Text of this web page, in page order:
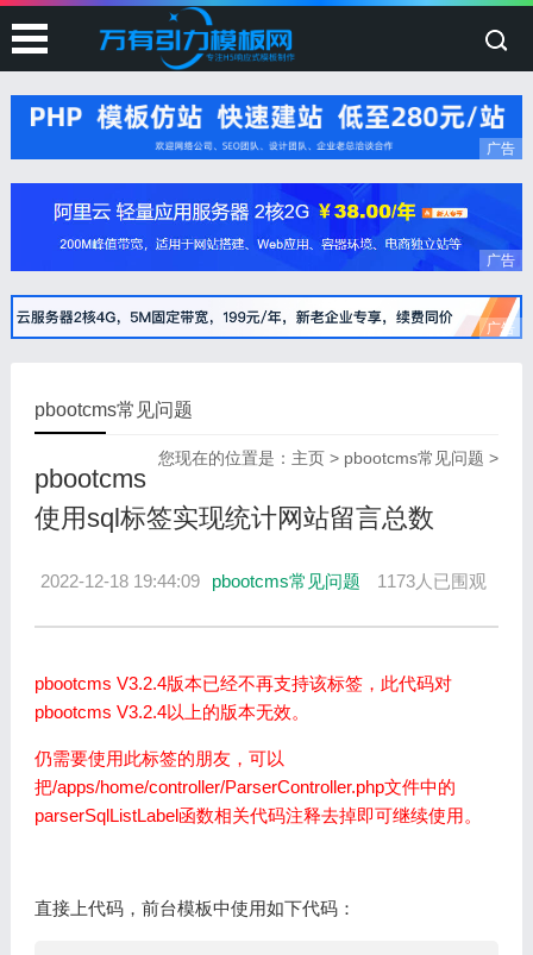
广告
广告
广告
pbootcms常见问题
您现在的位置是： 主页 > pbootcms常见问题 >
pbootcms
使用sql标签实现统计网站留言总数
2022-12-18 19:44:09 pbootcms常见问题 1173人已围观
pbootcms V3.2.4版本已经不再支持该标签，此代码对
pbootcms V3.2.4以上的版本无效。
仍需要使用此标签的朋友，可以
把/apps/home/controller/ParserController.php文件中的
parserSqlListLabel函数相关代码注释去掉即可继续使用。
直接上代码，前台模板中使用如下代码：